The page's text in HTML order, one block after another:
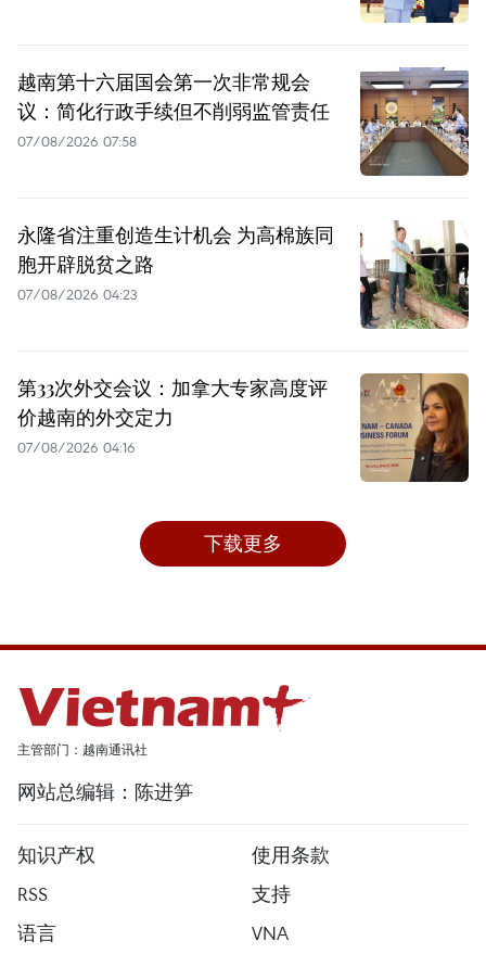
越南第十六届国会第一次非常规会
议：简化行政手续但不削弱监管责任
07/08/2026 07:58
永隆省注重创造生计机会 为高棉族同
胞开辟脱贫之路
07/08/2026 04:23
第33次外交会议：加拿大专家高度评
价越南的外交定力
07/08/2026 04:16
下载更多
主管部门：越南通讯社
网站总编辑：陈进笋
知识产权
使用条款
RSS
支持
语言
VNA